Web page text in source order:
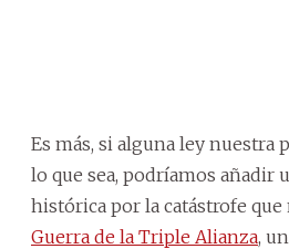
Es más, si alguna ley nuestra
lo que sea, podríamos añadir
histórica por la catástrofe
Guerra de la Triple Alianza,